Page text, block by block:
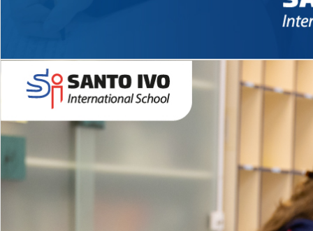
Novidades 2026 High School
EDUCAÇÃO INFANTIL
Inglês todos os dias